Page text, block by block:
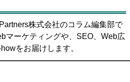
株式会社のコラム編集部で
マーケティングや、SEO、Web広
をお届けします。